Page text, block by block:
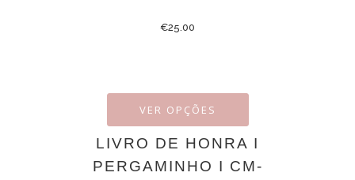
€25.00
VER OPÇÕES
LIVRO DE HONRA I
PERGAMINHO I CM-